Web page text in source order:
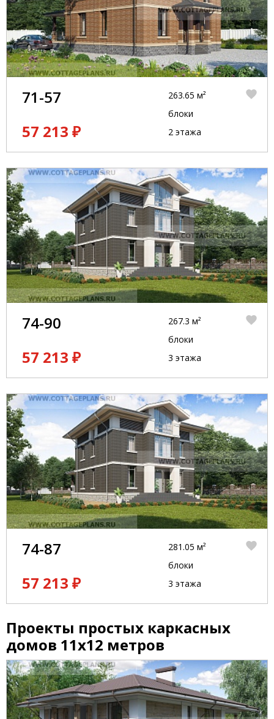
71-57
57 213 ₽
263.65 м²
блоки
2 этажа
74-90
57 213 ₽
267.3 м²
блоки
3 этажа
74-87
57 213 ₽
281.05 м²
блоки
3 этажа
Проекты простых каркасных
домов 11x12 метров